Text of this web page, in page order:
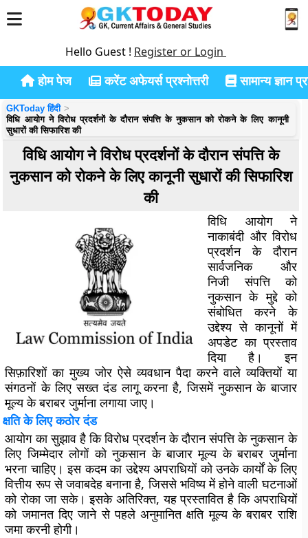
Hello Guest ! Register or Login
होम पेज करेंट अफेयर्स प्रश्नोत्तरी सामान्य ज्ञान
GKToday हिंदी
विधि आयोग ने विरोध प्रदर्शनों के दौरान संपत्ति के नुकसान को रोकने के लिए कानूनी
सुधारों की सिफारिश की
विधि आयोग ने विरोध प्रदर्शनों के दौरान संपत्ति के
नुकसान को रोकने के लिए कानूनी सुधारों की सिफारिश
की
विधि आयोग ने
नाकाबंदी और विरोध
प्रदर्शन के दौरान
सार्वजनिक और
निजी संपत्ति को
नुकसान के मुद्दे को
संबोधित करने के
उद्देश्य से कानूनों में
अपडेट का प्रस्ताव
दिया है। इन
सिफ़ारिशों का मुख्य जोर ऐसे व्यवधान पैदा करने वाले व्यक्तियों या
संगठनों के लिए सख्त दंड लागू करना है, जिसमें नुकसान के बाजार
मूल्य के बराबर जुर्माना लगाया जाए।
क्षति के लिए कठोर दंड
आयोग का सुझाव है कि विरोध प्रदर्शन के दौरान संपत्ति के नुकसान के
लिए जिम्मेदार लोगों को नुकसान के बाजार मूल्य के बराबर जुर्माना
भरना चाहिए। इस कदम का उद्देश्य अपराधियों को उनके कार्यों के लिए
वित्तीय रूप से जवाबदेह बनाना है, जिससे भविष्य में होने वाली घटनाओं
को रोका जा सके। इसके अतिरिक्त, यह प्रस्तावित है कि अपराधियों
को जमानत दिए जाने से पहले अनुमानित क्षति मूल्य के बराबर राशि
जमा करनी होगी।